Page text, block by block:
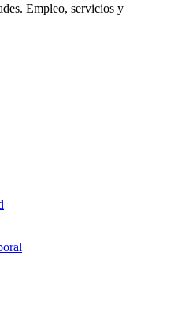
Empleo, servicios y